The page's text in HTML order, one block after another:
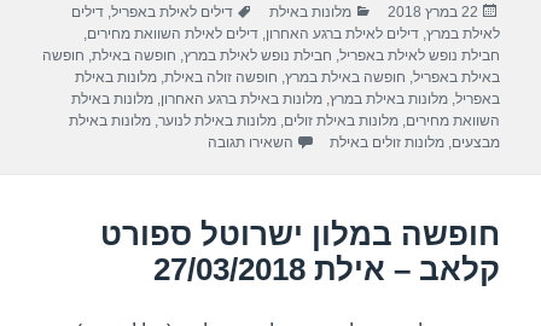
e
b
o
o
s
A
p
p
gr
a
m
e
פורסם
בתאריך
22 במרץ 2018 קטגוריות
מלונות באילת תגיות
דילים לאילת באפריל,דילים
לאילת במרץ,דילים לאילת ברגע האחרון,דילים לאילת השוואת מחירים,
חבילת נופש לאילת באפריל, חבילת נופש לאילת במרץ, חופשה באילת, חופשה
באילת באפריל, חופשה באילת במרץ, חופשה זולה באילת,מלונות באילת
באפריל,מלונות באילת במרץ,מלונות באילת ברגע האחרון,מלונות באילת
השוואת מחירים,מלונות באילת זולים,מלונות באילת לנוער,מלונות באילת
מבצעים,מלונות זולים באילת השאירו תגובה
חופשה במלון ישרוטל ספורט
קלאב – אילת 27/03/2018